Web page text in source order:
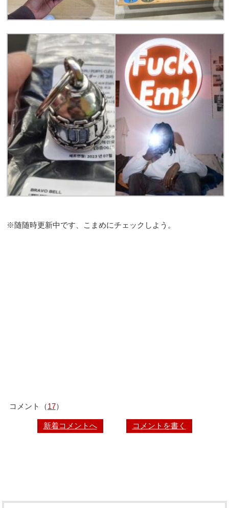
※随随時更新中です、こまめにチェックしよう。
コメント（17）
新着コメントへ コメントを書く